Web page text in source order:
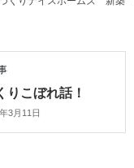
りこぼれ話！
3月11日